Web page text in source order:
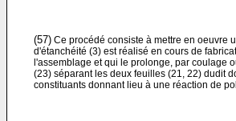
(57) Ce procédé consiste à mettre en oeuvre
d'étanchéité (3) est réalisé en cours de
l'assemblage et qui le prolonge, par coulage
(23) séparant les deux feuilles (21, 22) dudit
constituants donnant lieu à une réaction de